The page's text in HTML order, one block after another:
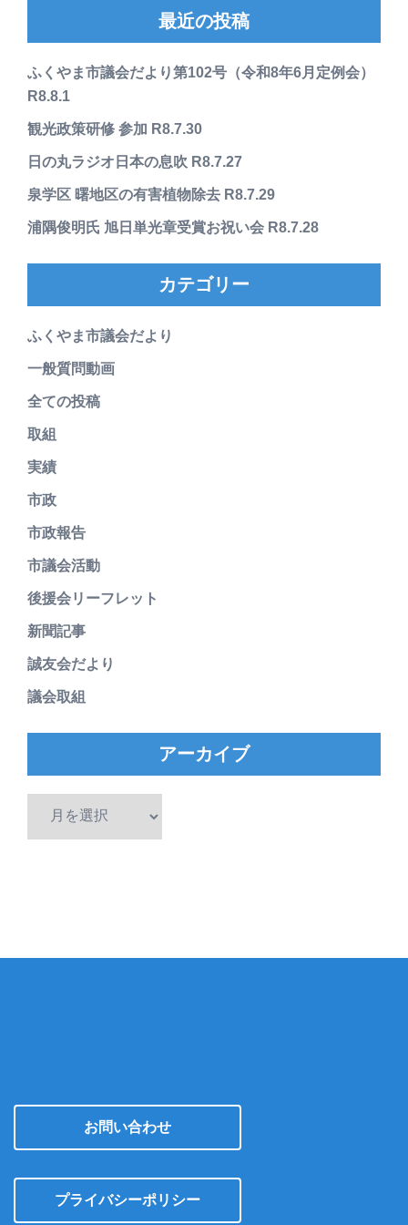
最近の投稿
ふくやま市議会だより第102号（令和8年6月定例会）
R8.8.1
観光政策研修 参加 R8.7.30
日の丸ラジオ日本の息吹 R8.7.27
泉学区 曙地区の有害植物除去 R8.7.29
浦隅俊明氏 旭日単光章受賞お祝い会 R8.7.28
カテゴリー
ふくやま市議会だより
一般質問動画
全ての投稿
取組
実績
市政
市政報告
市議会活動
後援会リーフレット
新聞記事
誠友会だより
議会取組
アーカイブ
お問い合わせ
プライバシーポリシー